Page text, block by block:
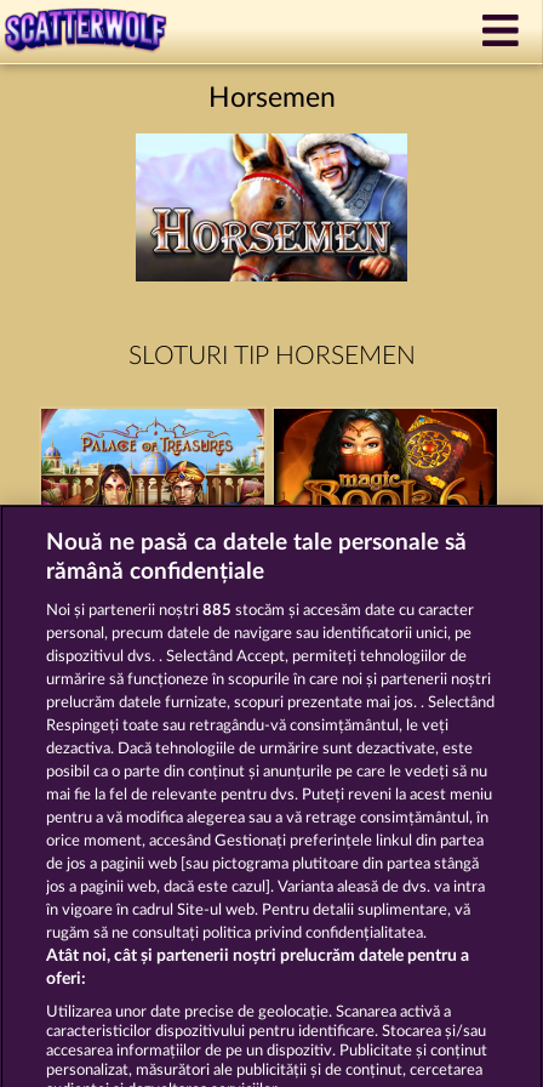
Horsemen
SLOTURI TIP HORSEMEN
PALACE OF TREASURES MAGIC BOOK 6
40 THIEVES MAGIC BOOK
Termeni și condiții
Declarație de confidențialitate
Asistență tehnică Firmă
Trimite Cererea de Retragere
Nouă ne pasă ca datele tale personale să
rămână confidențiale
Noi și partenerii noștri885 stocăm și accesăm date cu caracter
personal, precum datele de navigare sau identificatorii unici, pe
dispozitivul dvs. . Selectând Accept, permiteți tehnologiilor de
urmărire să funcționeze în scopurile în care noi și partenerii noștri
prelucrăm datele furnizate, scopuri prezentate mai jos. . Selectând
Respingeți toate sau retragându-vă consimțământul, le veți
dezactiva. Dacă tehnologiile de urmărire sunt dezactivate, este
posibil ca o parte din conținut și anunțurile pe care le vedeți să nu
mai fie la fel de relevante pentru dvs. Puteți reveni la acest meniu
pentru a vă modifica alegerea sau a vă retrage consimțământul, în
orice moment, accesând Gestionați preferințele linkul din partea
de jos a paginii web [sau pictograma plutitoare din partea stângă
jos a paginii web, dacă este cazul]. Varianta aleasă de dvs. va intra
în vigoare în cadrul Site-ul web. Pentru detalii suplimentare, vă
rugăm să ne consultați politica privind confidențialitatea.
Atât noi, cât și partenerii noștri prelucrăm datele pentru a
oferi:
Utilizarea unor date precise de geolocație. Scanarea activă a
caracteristicilor dispozitivului pentru identificare. Stocarea și/sau
accesarea informațiilor de pe un dispozitiv. Publicitate și conținut
personalizat, măsurători ale publicității și de conținut, cercetarea